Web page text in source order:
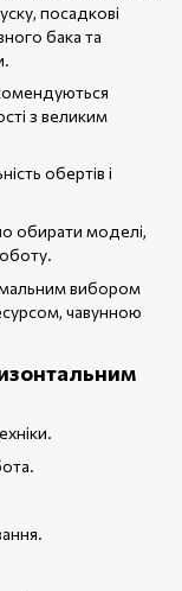
посадкові
бака та
з великим
обертів і
обирати моделі,
вибором
чавунною